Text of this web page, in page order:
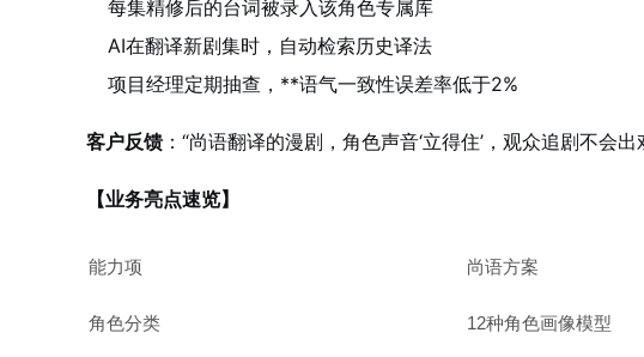
每集精修后的台词被录入该角色专属库
AI在翻译新剧集时，自动检索历史译法
项目经理定期抽查，**语气一致性误差率低于2%
客户反馈 ：“尚语翻译的漫剧，角色声音‘立得住’，观众追剧不
【业务亮点速览】
能力项 尚语方案
角色分类 12种角色画像模型